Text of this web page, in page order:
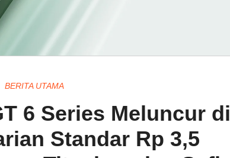
BERITA UTAMA
6 Series Meluncur di
Standar Rp 3,5